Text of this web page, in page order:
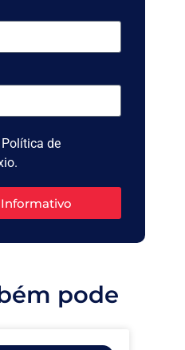
de
pode